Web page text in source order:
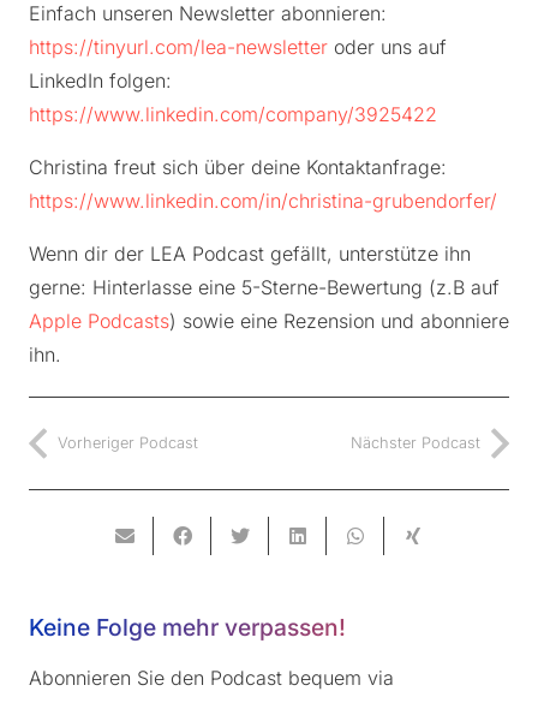
Einfach unseren Newsletter abonnieren:
https://tinyurl.com/lea-newsletter oder uns auf
LinkedIn folgen:
https://www.linkedin.com/company/3925422
Christina freut sich über deine Kontaktanfrage:
https://www.linkedin.com/in/christina-grubendorfer/
Wenn dir der LEA Podcast gefällt, unterstütze ihn
gerne: Hinterlasse eine 5-Sterne-Bewertung (z.B auf
Apple Podcasts) sowie eine Rezension und abonniere
ihn.
Vorheriger Podcast Nächster Podcast
Keine Folge mehr verpassen!
Abonnieren Sie den Podcast bequem via